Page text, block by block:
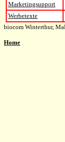
Marketingsupport
Werbetexte
biocom Winterthur,
Home